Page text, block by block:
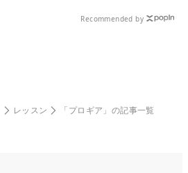
Recommended by
レッスン 「プロギア」の記事一覧